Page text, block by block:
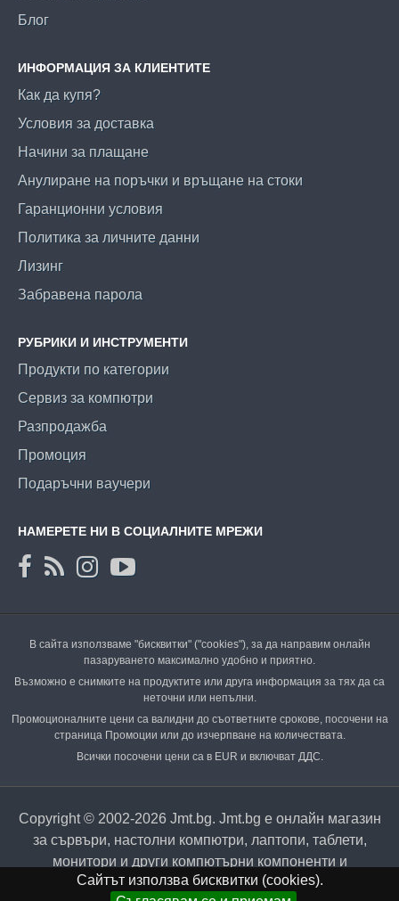
Блог
ИНФОРМАЦИЯ ЗА КЛИЕНТИТЕ
Как да купя?
Условия за доставка
Начини за плащане
Анулиране на поръчки и връщане на стоки
Гаранционни условия
Политика за личните данни
Лизинг
Забравена парола
РУБРИКИ И ИНСТРУМЕНТИ
Продукти по категории
Сервиз за компютри
Разпродажба
Промоция
Подаръчни ваучери
НАМЕРЕТЕ НИ В СОЦИАЛНИТЕ МРЕЖИ
В сайта използваме "бисквитки" ("cookies"), за да направим онлайн
пазаруването максимално удобно и приятно.
Възможно е снимките на продуктите или друга информация за тях да са
неточни или непълни.
Промоционалните цени са валидни до съответните срокове, посочени на
страница Промоции или до изчерпване на количествата.
Всички посочени цени са в EUR и включват ДДС.
Copyright © 2002-2026 Jmt.bg. Jmt.bg е онлайн магазин
за сървъри, настолни компютри, лаптопи, таблети,
монитори и други компютърни компоненти и
периферия.
Сайтът използва бисквитки (cookies).